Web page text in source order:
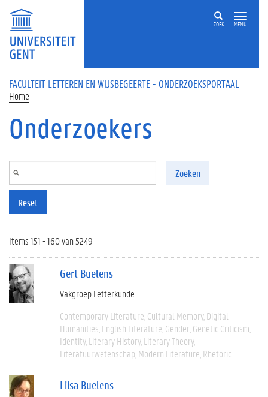
Overslaan en naar de inhoud gaan
ZOEK MENU
FACULTEIT LETTEREN EN WIJSBEGEERTE - ONDERZOEKSPORTAAL
Home
Onderzoekers
Zoeken
Reset
Items 151 - 160 van 5249
Gert Buelens
Vakgroep Letterkunde
Contemporary Literature Cultural Memory Digital
Humanities English Literature Gender Genetic Criticism
Identity Literary History Literary Theory
Literatuurwetenschap Modern Literature Rhetoric
Liisa Buelens